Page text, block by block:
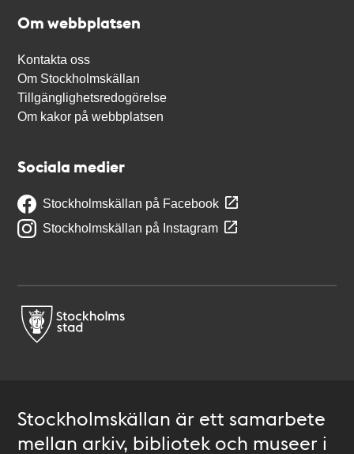
Om webbplatsen
Kontakta oss
Om Stockholmskällan
Tillgänglighetsredogörelse
Om kakor på webbplatsen
Sociala medier
Stockholmskällan på Facebook
Stockholmskällan på Instagram
Stockholmskällan är ett samarbete
mellan arkiv, bibliotek och museer i